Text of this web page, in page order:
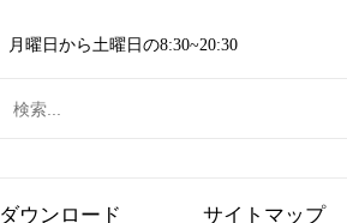
月曜日から土曜日の8:30~20:30
ダウンロード サイトマップ